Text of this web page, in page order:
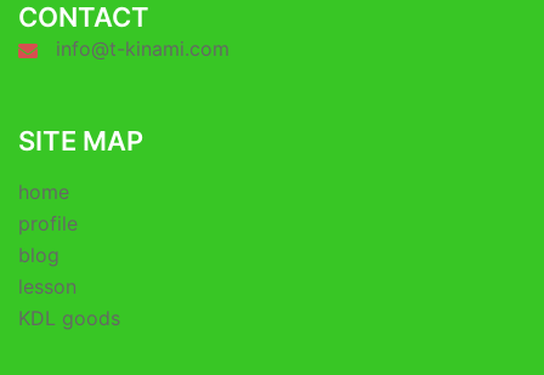
CONTACT
info@t-kinami.com
SITE MAP
home
profile
blog
lesson
KDL goods